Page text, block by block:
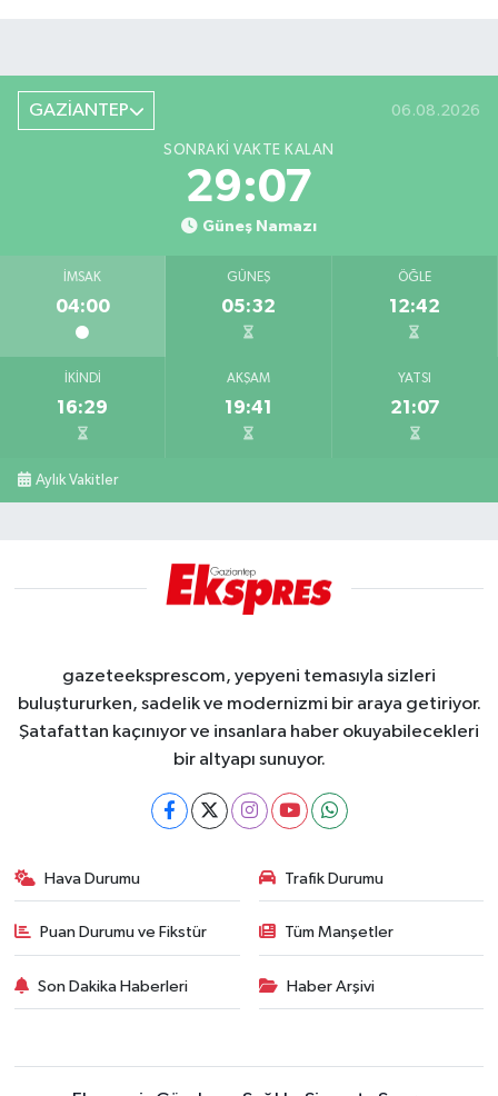
GAZİANTEP 06.08.2026
SONRAKI VAKTE KALAN
29:06
Güneş Namazı
İMSAK
04:00
GÜNEŞ
05:32
ÖĞLE
12:42
İKINDI
16:29
AKŞAM
19:41
YATSI
21:07
Aylık Vakitler
gazeteeksprescom, yepyeni temasıyla sizleri
buluştururken, sadelik ve modernizmi bir araya getiriyor.
Şatafattan kaçınıyor ve insanlara haber okuyabilecekleri
bir altyapı sunuyor.
Hava Durumu Trafik Durumu
Puan Durumu ve Fikstür Tüm Manşetler
Son Dakika Haberleri Haber Arşivi